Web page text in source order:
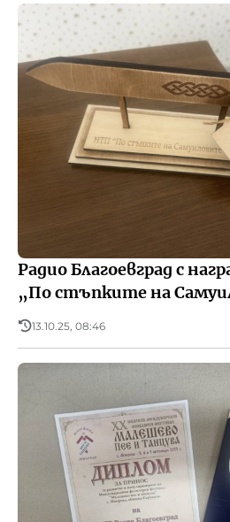
Радио Благоевград с
„По стъпките на
13.10.25, 08:46